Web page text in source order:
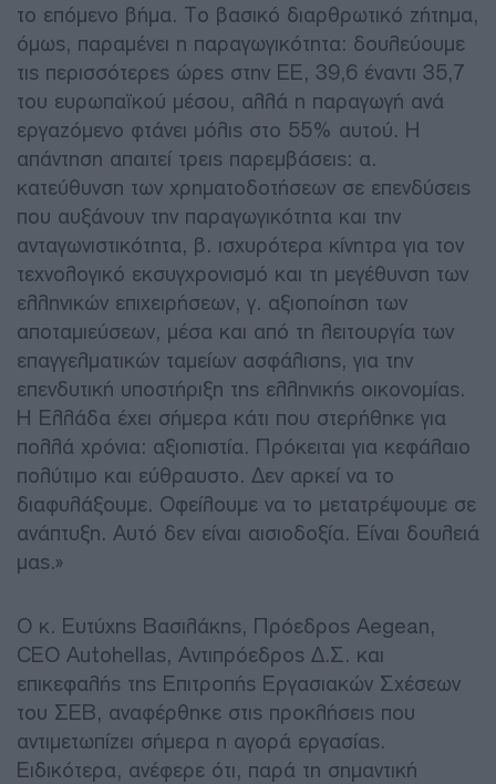
το επόμενο βήμα. Το βασικό διαρθρωτικό ζήτημα,
όμως, παραμένει η παραγωγικότητα: δουλεύουμε
τις περισσότερες ώρες στην ΕΕ, 39,6 έναντι 35,7
του ευρωπαϊκού μέσου, αλλά η παραγωγή ανά
εργαζόμενο φτάνει μόλις στο 55% αυτού. Η
απάντηση απαιτεί τρεις παρεμβάσεις: α.
κατεύθυνση των χρηματοδοτήσεων σε επενδύσεις
που αυξάνουν την παραγωγικότητα και την
ανταγωνιστικότητα, β. ισχυρότερα κίνητρα για τον
τεχνολογικό εκσυγχρονισμό και τη μεγέθυνση των
ελληνικών επιχειρήσεων, γ. αξιοποίηση των
αποταμιεύσεων, μέσα και από τη λειτουργία των
επαγγελματικών ταμείων ασφάλισης, για την
επενδυτική υποστήριξη της ελληνικής οικονομίας.
Η Ελλάδα έχει σήμερα κάτι που στερήθηκε για
πολλά χρόνια: αξιοπιστία. Πρόκειται για κεφάλαιο
πολύτιμο και εύθραυστο. Δεν αρκεί να το
διαφυλάξουμε. Οφείλουμε να το μετατρέψουμε σε
ανάπτυξη. Αυτό δεν είναι αισιοδοξία. Είναι δουλειά
μας.»
O κ. Ευτύχης Βασιλάκης, Πρόεδρος Aegean,
CEO Autohellas, Αντιπρόεδρος Δ.Σ. και
επικεφαλής της Επιτροπής Εργασιακών Σχέσεων
του ΣΕΒ, αναφέρθηκε στις προκλήσεις που
αντιμετωπίζει σήμερα η αγορά εργασίας.
Ειδικότερα, ανέφερε ότι, παρά τη σημαντική